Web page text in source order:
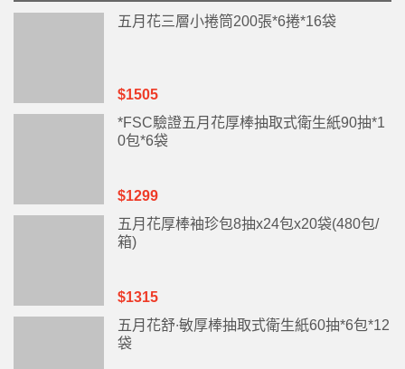
五月花三層小捲筒200張*6捲*16袋
$1505
*FSC驗證五月花厚棒抽取式衛生紙90抽*1
0包*6袋
$1299
五月花厚棒袖珍包8抽x24包x20袋(480包/
箱)
$1315
五月花舒∙敏厚棒抽取式衛生紙60抽*6包*12
袋